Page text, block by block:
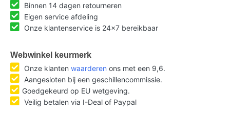
Binnen 14 dagen retourneren
Eigen service afdeling
Onze klantenservice is 24x7 bereikbaar
Webwinkel keurmerk
Onze klanten waarderen ons met een 9,6.
Aangesloten bij een geschillencommissie.
Goedgekeurd op EU wetgeving.
Veilig betalen via I-Deal of Paypal